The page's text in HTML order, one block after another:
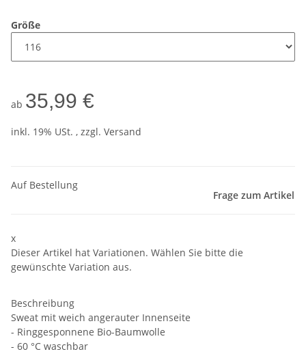
Größe
ab 35,99 €
inkl. 19% USt. , zzgl. Versand
Auf Bestellung
Frage zum Artikel
x
Dieser Artikel hat Variationen. Wählen Sie bitte die
gewünschte Variation aus.
Beschreibung
Sweat mit weich angerauter Innenseite
- Ringgesponnene Bio-Baumwolle
- 60 °C waschbar